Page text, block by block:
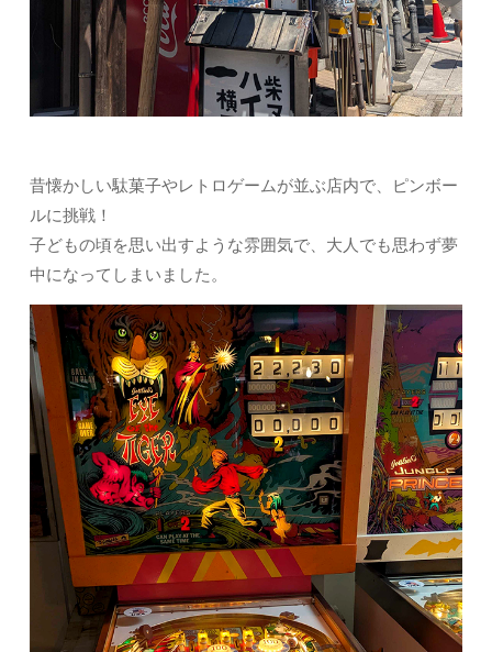
昔懐かしい駄菓子やレトロゲームが並ぶ店内で、ピンボー
ルに挑戦！
子どもの頃を思い出すような雰囲気で、大人でも思わず夢
中になってしまいました。